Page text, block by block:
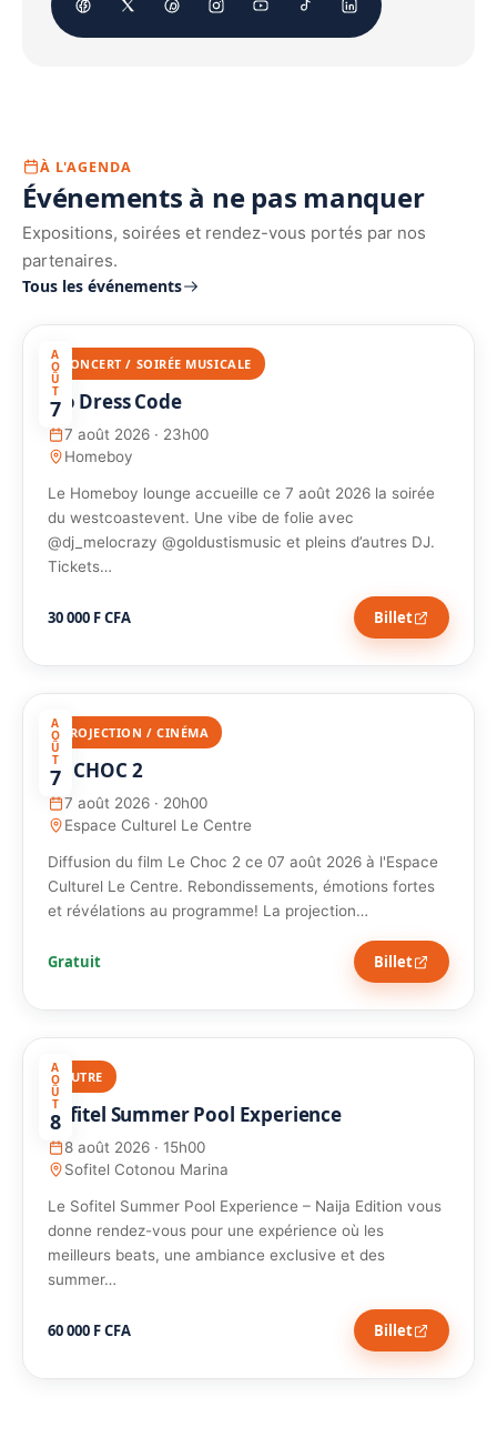
À L'AGENDA
Événements à ne pas manquer
Expositions, soirées et rendez-vous portés par nos
partenaires.
Tous les événements
A
O
Û
T
7
CONCERT / SOIRÉE MUSICALE
No Dress Code
7 août 2026 · 23h00
Homeboy
Le Homeboy lounge accueille ce 7 août 2026 la soirée
du westcoastevent. Une vibe de folie avec
@dj_melocrazy @goldustismusic et pleins d’autres DJ.
Tickets…
30 000 F CFA Billet
A
O
Û
T
7
PROJECTION / CINÉMA
LE CHOC 2
7 août 2026 · 20h00
Espace Culturel Le Centre
Diffusion du film Le Choc 2 ce 07 août 2026 à l'Espace
Culturel Le Centre. Rebondissements, émotions fortes
et révélations au programme! La projection…
Gratuit Billet
A
O
Û
T
8
AUTRE
Sofitel Summer Pool Experience
8 août 2026 · 15h00
Sofitel Cotonou Marina
Le Sofitel Summer Pool Experience – Naija Edition vous
donne rendez-vous pour une expérience où les
meilleurs beats, une ambiance exclusive et des
summer…
60 000 F CFA Billet